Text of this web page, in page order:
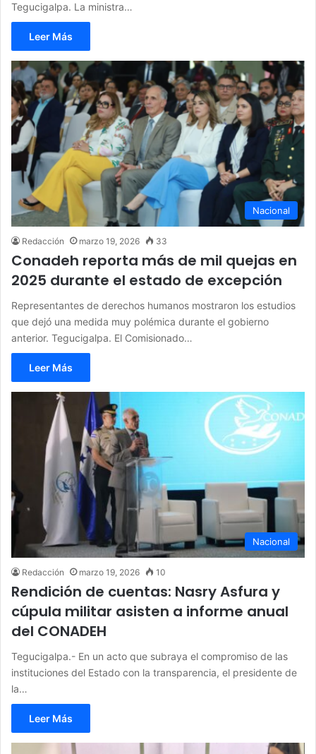
Tegucigalpa. La ministra…
Leer Más
Nacional
Redacción marzo 19, 2026 33
Conadeh reporta más de mil quejas en
2025 durante el estado de excepción
Representantes de derechos humanos mostraron los estudios
que dejó una medida muy polémica durante el gobierno
anterior. Tegucigalpa. El Comisionado…
Leer Más
Nacional
Redacción marzo 19, 2026 10
Rendición de cuentas: Nasry Asfura y
cúpula militar asisten a informe anual
del CONADEH
Tegucigalpa.- En un acto que subraya el compromiso de las
instituciones del Estado con la transparencia, el presidente de
la…
Leer Más